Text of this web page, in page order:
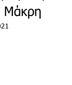
Μάκρη